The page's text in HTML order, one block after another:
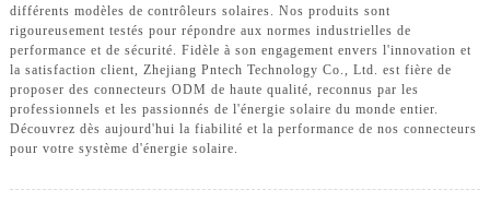
différents modèles de contrôleurs solaires. Nos produits sont
rigoureusement testés pour répondre aux normes industrielles de
performance et de sécurité. Fidèle à son engagement envers l'innovation et
la satisfaction client, Zhejiang Pntech Technology Co., Ltd. est fière de
proposer des connecteurs ODM de haute qualité, reconnus par les
professionnels et les passionnés de l'énergie solaire du monde entier.
Découvrez dès aujourd'hui la fiabilité et la performance de nos connecteurs
pour votre système d'énergie solaire.